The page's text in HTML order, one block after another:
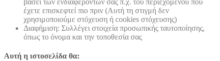
βάσει των ενδιαφερόντων σας π.χ. του περιεχόμενου που
έχετε επισκεφτεί πιο πριν (Αυτή τη στιγμή δεν
χρησιμοποιούμε στόχευση ή cookies στόχευσης)
Διαφήμιση: Συλλέγει στοιχεία προσωπικής ταυτοποίησης,
όπως το όνομα και την τοποθεσία σας
Αυτή η ιστοσελίδα θα: